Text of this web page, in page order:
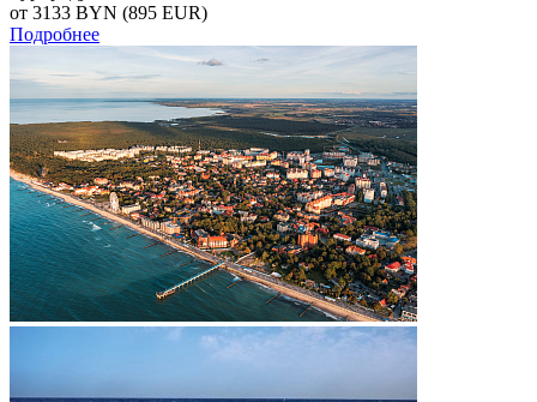
от 3133 BYN (895 EUR)
Подробнее